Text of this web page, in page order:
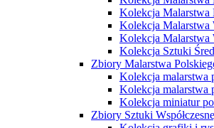
Kolekcja
Kolekcja
Kolekcja
Kolekcja Sztuki
Zbiory Malarstwa
Kolekcja malarstwa
Kolekcja malarstwa
Kolekcja miniatur
Zbiory Sztuki